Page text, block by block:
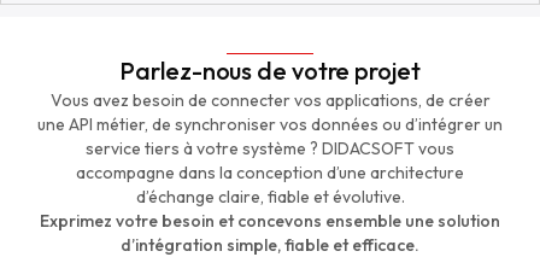
Parlez-nous de votre projet
Vous avez besoin de connecter vos applications, de créer
une API métier, de synchroniser vos données ou d’intégrer un
service tiers à votre système ? DIDACSOFT vous
accompagne dans la conception d’une architecture
d’échange claire, fiable et évolutive.
Exprimez votre besoin et concevons ensemble une solution
d’intégration simple, fiable et efficace.